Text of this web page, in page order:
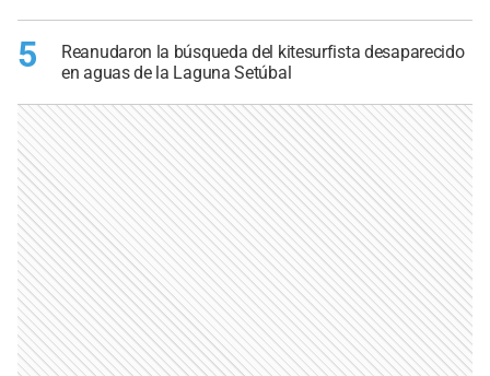
5
Reanudaron la búsqueda del kitesurfista desaparecido
en aguas de la Laguna Setúbal